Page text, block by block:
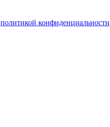
политикой конфиденциальности